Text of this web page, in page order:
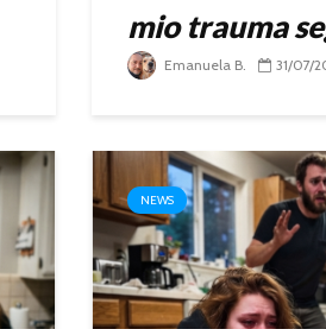
mio trauma
Emanuela B. 31/07/
NEWS